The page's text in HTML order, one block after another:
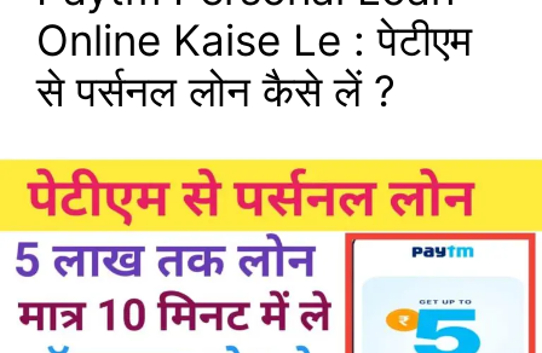
Online Kaise Le : पेटीएम
से पर्सनल लोन कैसे लें ?